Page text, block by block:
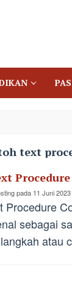
text
Procedure
pada 11 Juni 2023
Procedure
sebagai
atau